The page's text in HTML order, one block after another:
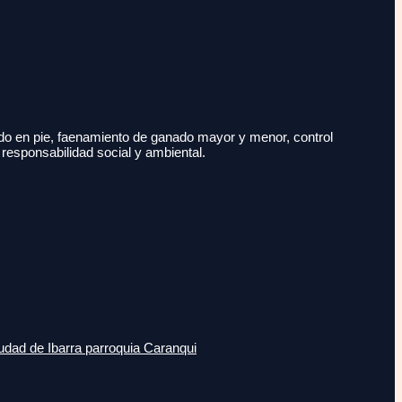
en pie, faenamiento de ganado mayor y menor, control
social y ambiental.
de Ibarra parroquia Caranqui